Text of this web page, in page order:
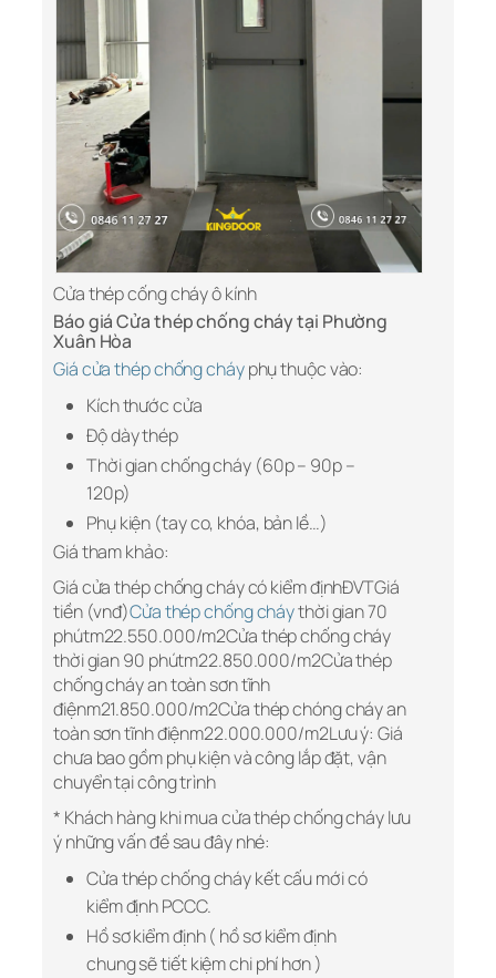
Cửa thép cống cháy ô kính
Báo giá Cửa thép chống cháy tại Phường
Xuân Hòa
Giá cửa thép chống cháyphụ thuộc vào:
Kích thước cửa
Độ dày thép
Thời gian chống cháy (60p – 90p –
120p)
Phụ kiện (tay co, khóa, bản lề…)
Giá tham khảo:
Giá cửa thép chống cháy có kiểm địnhĐVTGiá
tiền (vnđ)Cửa thép chống cháythời gian 70
phútm22.550.000/m2Cửa thép chống cháy
thời gian 90 phútm22.850.000/m2Cửa thép
chống cháy an toàn sơn tĩnh
điệnm21.850.000/m2Cửa thép chóng cháy an
toàn sơn tĩnh điệnm22.000.000/m2Lưu ý: Giá
chưa bao gồm phụ kiện và công lắp đặt, vận
chuyển tại công trình
* Khách hàng khi mua cửa thép chống cháy lưu
ý những vấn đề sau đây nhé:
Cửa thép chống cháy kết cấu mới có
kiểm định PCCC.
Hồ sơ kiểm định ( hồ sơ kiểm định
chung sẽ tiết kiệm chi phí hơn )